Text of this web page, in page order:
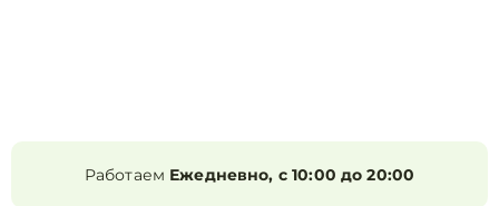
Работаем Ежедневно, с 10:00 до 20:00